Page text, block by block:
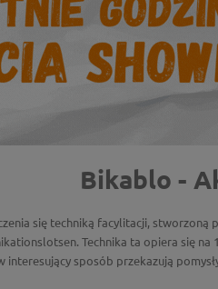
Bikablo -
się techniką facylitacji,
Technika ta opiera się
interesujący sposób przekazują